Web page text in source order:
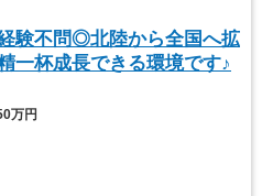
験不問◎北陸から全国へ拡
一杯成長できる環境です♪
万円